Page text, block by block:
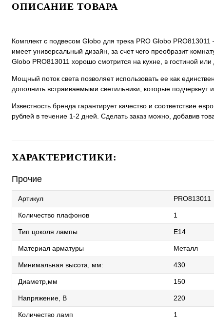
ОПИСАНИЕ ТОВАРА
Комплект с подвесом Globo для трека PRO Globo PRO813011
имеет универсальный дизайн, за счет чего преобразит
Globo PRO813011 хорошо смотрится на кухне, в гостиной или
Мощный поток света позволяет использовать ее как
дополнить встраиваемыми светильники, которые подчеркнут
Известность бренда гарантирует качество и соответствие
рублей в течение 1-2 дней. Сделать заказ можно, добавив
ХАРАКТЕРИСТИКИ:
Прочие
Артикул PRO813011
Количество плафонов 1
Тип цоколя лампы E14
Материал арматуры Металл
Минимальная высота, мм: 430
Диаметр,мм 150
Напряжение, В 220
Количество ламп 1